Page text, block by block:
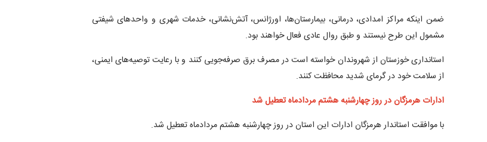
ضمن اینکه مراکز امدادی، درمانی، بیمارستان‌ها، اورژانس، آتش‌نشانی، خدمات شهری و واحدهای شیفتی
مشمول این طرح نیستند و طبق روال عادی فعال خواهند بود.
استانداری خوزستان از شهروندان خواسته است در مصرف برق صرفه‌جویی کنند و با رعایت توصیه‌های ایمنی،
از سلامت خود در گرمای شدید محافظت کنند.
ادارات هرمزگان در روز چهارشنبه هشتم مردادماه تعطیل شد
با موافقت استاندار هرمزگان ادارات این استان در روز چهارشنبه هشتم مردادماه تعطیل شد.